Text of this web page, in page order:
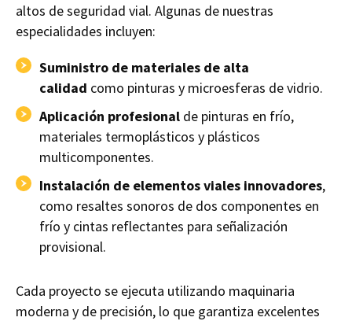
altos de seguridad vial. Algunas de nuestras
especialidades incluyen:
Suministro de materiales de alta
calidad como pinturas y microesferas de vidrio.
Aplicación profesional de pinturas en frío,
materiales termoplásticos y plásticos
multicomponentes.
Instalación de elementos viales innovadores,
como resaltes sonoros de dos componentes en
frío y cintas reflectantes para señalización
provisional.
Cada proyecto se ejecuta utilizando maquinaria
moderna y de precisión, lo que garantiza excelentes